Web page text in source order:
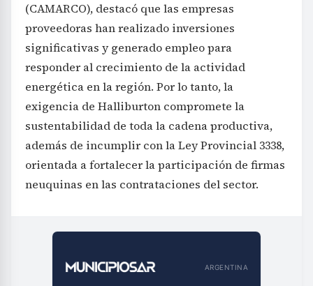
(CAMARCO), destacó que las empresas
proveedoras han realizado inversiones
significativas y generado empleo para
responder al crecimiento de la actividad
energética en la región. Por lo tanto, la
exigencia de Halliburton compromete la
sustentabilidad de toda la cadena productiva,
además de incumplir con la Ley Provincial 3338,
orientada a fortalecer la participación de firmas
neuquinas en las contrataciones del sector.
ARGENTINA